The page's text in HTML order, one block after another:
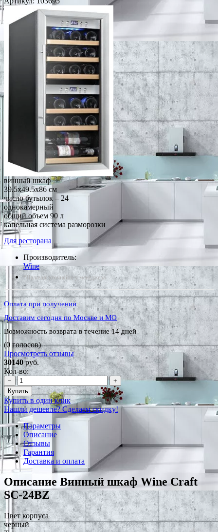
винный шкаф
39.5x49.5x86 см
число бутылок – 24
однокамерный
общий объем 90 л
капельная система разморозки
Для ресторана
Производитель:
Wine
*Наличие уточняйте у менеджера
Оплата при получении
Доставим сегодня по Москве и МО
Возможность возврата в течение 14 дней
(0 голосов)
Просмотреть отзывы
30140руб.
Кол-во:
−
+
Купить
Купить в один клик
Нашли дешевле? Сделаем скидку!
Параметры
Описание
Отзывы
Гарантия
Доставка и оплата
Описание Винный шкаф Wine Craft
SC-24BZ
Цвет корпуса
черный